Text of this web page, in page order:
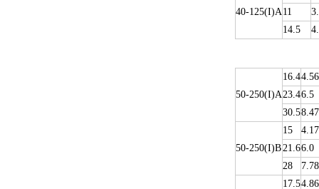
40-125(I)A11
14.5
50-250(I)A
16.44.56
23.46.5
30.58.47
50-250(I)B
15
4.17
21.66.0
28
7.78
17.54.86